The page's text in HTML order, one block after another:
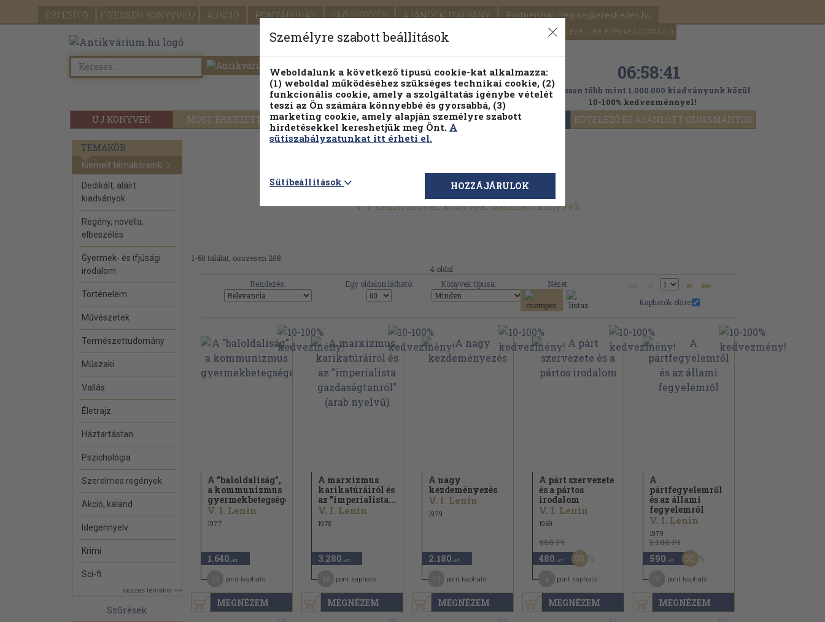
ÉRTESÍTŐ FIZESSEN KÖNYVVEL! AUKCIÓ PONTÁRUHÁZ ELŐJEGYZÉS AJÁNDÉKUTALVÁNY Partnerünk: Régiségkereskedés.hu
SEGÍTSÉG HÍRLEVÉL BELÉPÉS/REGISZTRÁCIÓ
ÚJ KÖNYVEK MOST ÉRKEZETT PILLANATNYI ÁRAINK FENNTARTHATÓ OLVASMÁNYOK KÖTELEZŐ ÉS AJÁNLOTT OLVASMÁNYOK
Részletes kereső Témaköri fa 06:58:40
Válogasson több mint 1.000.000 kiadványunk közül
10-100% kedvezménnyel!
TÉMAKÖR
Kiemelt témaköreink
Dedikált, aláírt
kiadványok
Regény, novella,
elbeszélés
Gyermek- és ifjúsági
irodalom
Történelem
Művészetek
Természettudomány
Műszaki
Vallás
Életrajz
Háztartástan
Pszichológia
Szerelmes regények
Akció, kaland
Idegennyelv
Krimi
Sci-fi
összes témakör >>
Szűrések
V. I. Lenin művei, könyvek, használt könyvek
1-60 találat, összesen 208.
4 oldal
Rendezés:
Egy oldalon látható: Könyvek típusa:
Nézet:
Kaphatók előre:
MEGNÉZEM
A "baloldaliság",
a kommunizmus
gyermekbetegsége
V. I. Lenin
1977
1.640 ,-Ft
pont kapható
MEGNÉZEM
A marxizmus
karikatúráiról és
az "imperialista...
V. I. Lenin
1975
3.280 ,-Ft
pont kapható
MEGNÉZEM
A nagy
kezdeményezés
V. I. Lenin
1979
2.180 ,-Ft
pont kapható
MEGNÉZEM
A párt szervezete
és a pártos
irodalom
V. I. Lenin
1969
960 Ft
480 ,-Ft 50
pont kapható
MEGNÉZEM
A
pártfegyelemről
és az állami
fegyelemről
V. I. Lenin
1979
1.180 Ft
590 ,-Ft 50
pont kapható
Személyre szabott beállítások
Weboldalunk a következő típusú cookie-kat alkalmazza:
(1) weboldal működéséhez szükséges technikai cookie, (2)
funkcionális cookie, amely a szolgáltatás igénybe vételét
teszi az Ön számára könnyebbé és gyorsabbá, (3)
marketing cookie, amely alapján személyre szabott
hirdetésekkel kereshetjük meg Önt. A
sütiszabályzatunkat itt érheti el.
Sütibeállítások HOZZÁJÁRULOK